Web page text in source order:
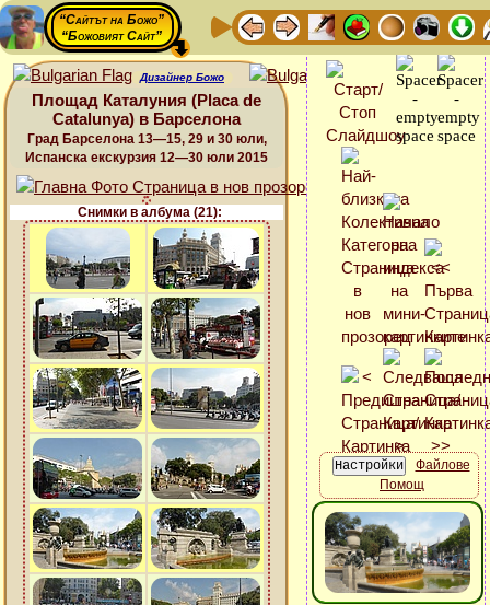
“Сайтът на Божо”
“Божовият Сайт”
Дизайнер Божо
Площад Каталуния (Placa de
Catalunya) в Барселона
Град Барселона 13—15, 29 и 30 юли,
Испанска екскурзия 12—30 юли 2015
Снимки в албума (21):
Файлове
Помощ